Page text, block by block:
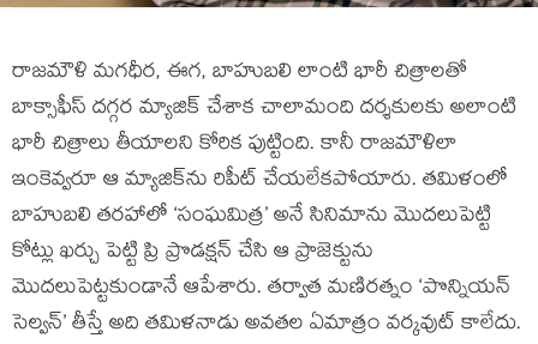
రాజమౌళి మగధీర, ఈగ, బాహుబలి లాంటి భారీ చిత్రాలతో
బాక్సాఫీస్ దగ్గర మ్యాజిక్ చేశాక చాలామంది దర్శకులకు అలాంటి
భారీ చిత్రాలు తీయాలని కోరిక పుట్టింది. కానీ రాజమౌళిలా
ఇంకెవ్వరూ ఆ మ్యాజిక్‌ను రిపీట్ చేయలేకపోయారు. తమిళంలో
బాహుబలి తరహాలో ‘సంఘమిత్ర’ అనే సినిమాను మొదలుపెట్టి
కోట్లు ఖర్చు పెట్టి ప్రి ప్రొడక్షన్ చేసి ఆ ప్రాజెక్టును
మొదలుపెట్టకుండానే ఆపేశారు. తర్వాత మణిరత్నం ‘పొన్నియన్
సెల్వన్’ తీస్తే అది తమిళనాడు అవతల ఏమాత్రం వర్కవుట్ కాలేదు.